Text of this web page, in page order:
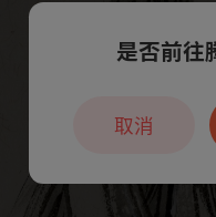
本章节仅支持
是否前往
取消